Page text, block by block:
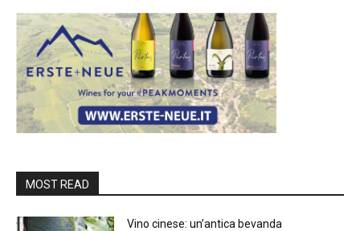
MOST READ
Vino cinese: un’antica bevanda